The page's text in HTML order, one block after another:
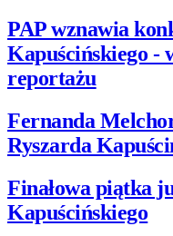
PAP wznawia
Kapuścińskiego -
reportażu
Fernanda
Ryszarda
Finałowa piątka
Kapuścińskiego